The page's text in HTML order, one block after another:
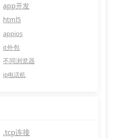
app开发
html5
appios
it外包
不同浏览器
ip电话机
.tcp连接